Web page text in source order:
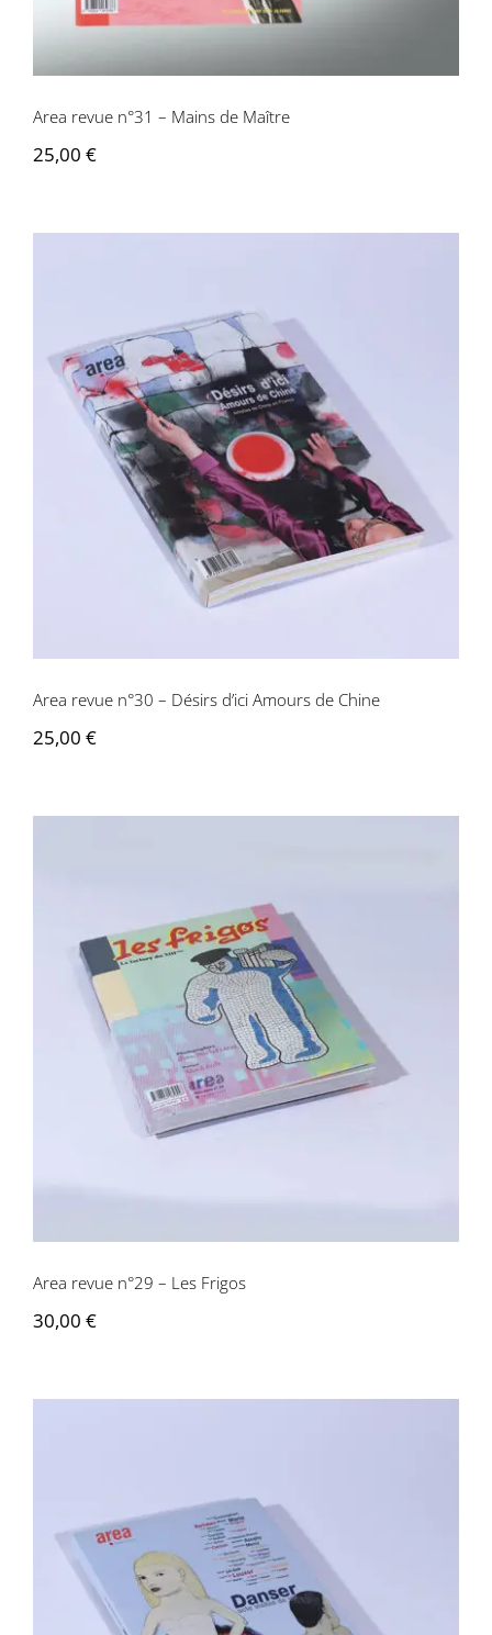
Area revue n°31 – Mains de Maître
25,00 €
Area revue n°30 – Désirs d’ici Amours
de Chine
Area revue n°30 – Désirs d’ici Amours de Chine
25,00 €
Area revue n°29 – Les Frigos
Area revue n°29 – Les Frigos
30,00 €
Area revue n° 28 – Danser, Acte visible
de vie